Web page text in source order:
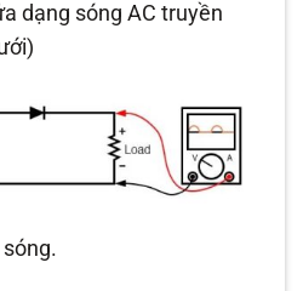
dạng sóng AC truyền